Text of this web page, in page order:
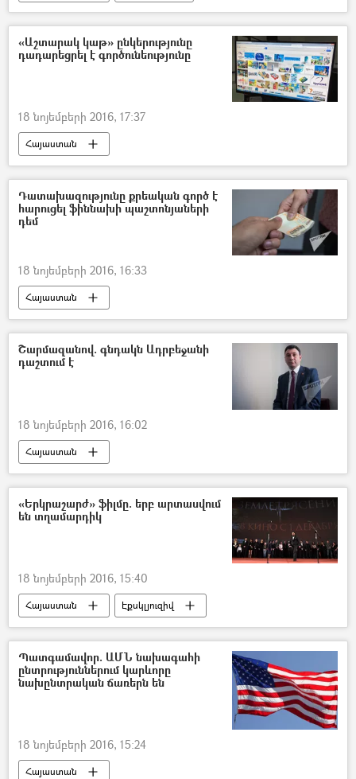
«Աշտարակ կաթ» ընկերությունը
դադարեցրել է գործունեությունը
18 նոյեմբերի 2016, 17:37
Հայաստան
Դատախազությունը քրեական գործ է
հարուցել ֆիննախի պաշտոնյաների
դեմ
18 նոյեմբերի 2016, 16:33
Հայաստան
Շարմազանով. գնդակն Ադրբեջանի
դաշտում է
18 նոյեմբերի 2016, 16:02
Հայաստան
ԱԺ փոխնախագահ Էդուարդ Շարմազանով
«Երկրաշարժ» ֆիլմը. երբ արտասվում
են տղամարդիկ
18 նոյեմբերի 2016, 15:40
Հայաստան Էքսկլյուզիվ
Պատգամավոր. ԱՄՆ նախագահի
ընտրություններում կարևորը
նախընտրական ճառերն են
18 նոյեմբերի 2016, 15:24
Հայաստան